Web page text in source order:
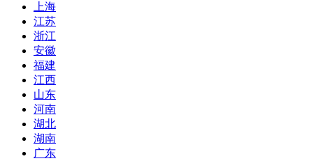
上海
江苏
浙江
安徽
福建
江西
山东
河南
湖北
湖南
广东